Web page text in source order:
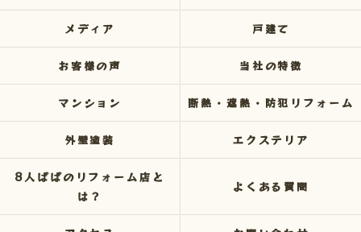
メディア 戸建て
お客様の声 当社の特徴
マンション 断熱・遮熱・防犯リフォーム
外壁塗装 エクステリア
8人ぱぱのリフォーム店と
は？
よくある質問